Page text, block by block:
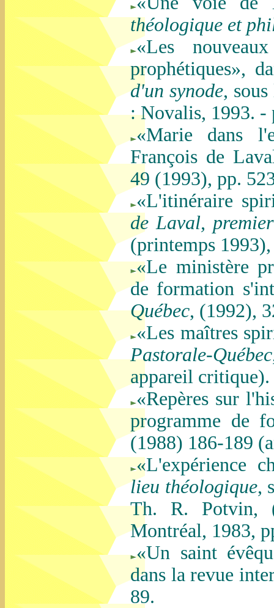
théologique et
«Les
prophétiques»,
d'un synode,
: Novalis, 1993. -
«Marie dans
François de
49 (1993), pp.
«L'itinéraire
de Laval,
(printemps
«Le ministère
de formation
Québec, (1992),
«Les maîtres
Pastorale-Québec
appareil critique).
«Repères sur
programme de
(1988) 186-189
«L'expérience
lieu théologique,
Th. R. Potvin,
Montréal, 1983,
«Un saint
dans la revue
89.